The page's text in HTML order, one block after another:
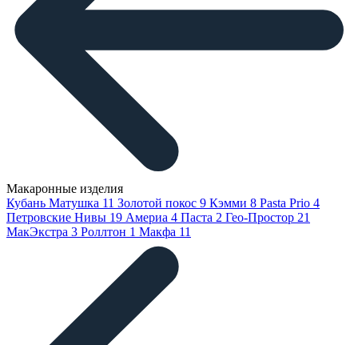
Макаронные изделия
Кубань Матушка 11 Золотой покос 9 Кэмми 8 Pasta Prio 4
Петровские Нивы 19 Америа 4 Паста 2 Гео-Простор 21
МакЭкстра 3 Роллтон 1 Макфа 11